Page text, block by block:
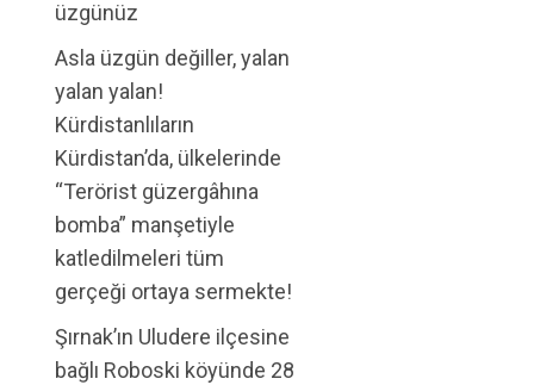
üzgünüz
Asla üzgün değiller, yalan
yalan yalan!
Kürdistanlıların
Kürdistan’da, ülkelerinde
“Terörist güzergâhına
bomba” manşetiyle
katledilmeleri tüm
gerçeği ortaya sermekte!
Şırnak’ın Uludere ilçesine
bağlı Roboski köyünde 28